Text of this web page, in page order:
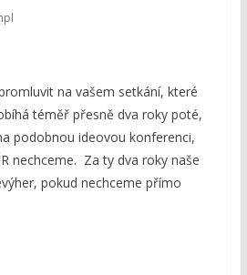
na vašem setkání, které
téměř přesně dva roky poté,
podobnou ideovou konferenci,
nechceme. Za ty dva roky naše
pokud nechceme přímo